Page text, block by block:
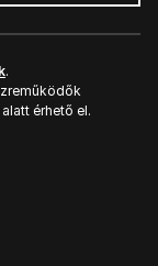
.
alatt érhető el.